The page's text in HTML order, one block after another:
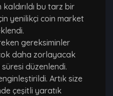
bu tarz bir
yenilikçi coin market
gereksiminler
daha zorlayacak
düzenlendi.
Artık size
çeşitli yaratık